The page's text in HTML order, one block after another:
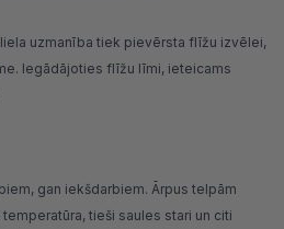
uzmanība tiek pievērsta flīžu izvēlei,
Iegādājoties flīžu līmi, ieteicams
gan iekšdarbiem. Ārpus telpām
tieši saules stari un citi